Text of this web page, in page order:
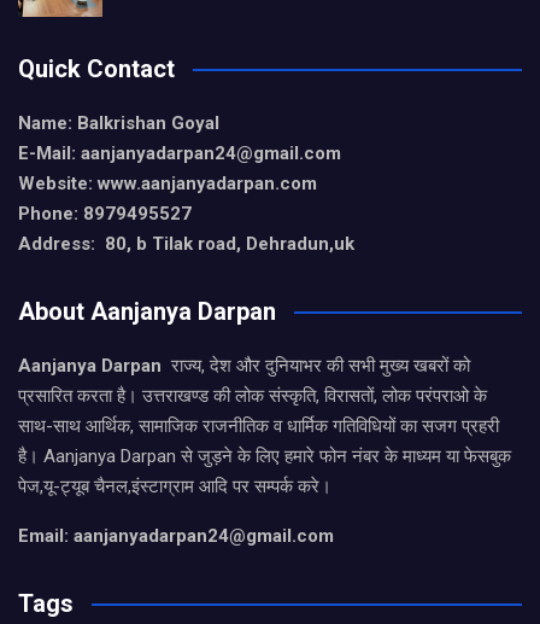
Quick Contact
Name: Balkrishan Goyal
E-Mail: aanjanyadarpan24@gmail.com
Website: www.aanjanyadarpan.com
Phone: 8979495527
Address: 80, b Tilak road, Dehradun,uk
About Aanjanya Darpan
Aanjanya Darpan राज्य, देश और दुनियाभर की सभी मुख्य खबरों को
प्रसारित करता है। उत्तराखण्ड की लोक संस्कृति, विरासतों, लोक परंपराओ के
साथ-साथ आर्थिक, सामाजिक राजनीतिक व धार्मिक गतिविधियों का सजग प्रहरी
है। Aanjanya Darpan से जुड़ने के लिए हमारे फोन नंबर के माध्यम या फेसबुक
पेज,यू-ट्यूब चैनल,इंस्टाग्राम आदि पर सम्पर्क करे।
Email: aanjanyadarpan24@gmail.com
Tags